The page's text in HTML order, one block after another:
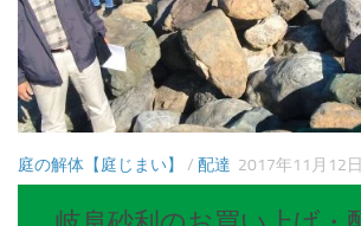
庭の解体【庭じまい】 / 配達 2017年11月12日